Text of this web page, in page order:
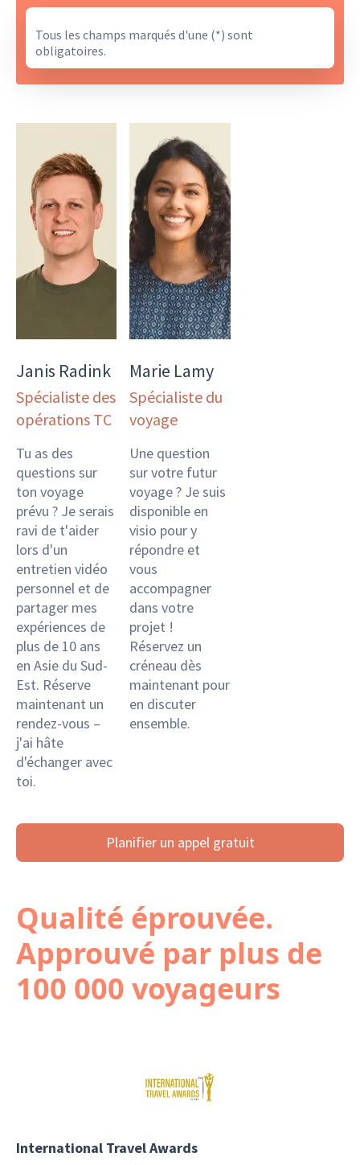
Tous les champs marqués d'une (*) sont
obligatoires.
Janis Radink
Spécialiste des
opérations TC
Tu as des
questions sur
ton voyage
prévu ? Je serais
ravi de t'aider
lors d'un
entretien vidéo
personnel et de
partager mes
expériences de
plus de 10 ans
en Asie du Sud-
Est. Réserve
maintenant un
rendez-vous –
j'ai hâte
d'échanger avec
toi.
Marie Lamy
Spécialiste du
voyage
Une question
sur votre futur
voyage ? Je suis
disponible en
visio pour y
répondre et
vous
accompagner
dans votre
projet !
Réservez un
créneau dès
maintenant pour
en discuter
ensemble.
Planifier un appel gratuit
Qualité éprouvée.
Approuvé par plus de
100 000 voyageurs
International Travel Awards